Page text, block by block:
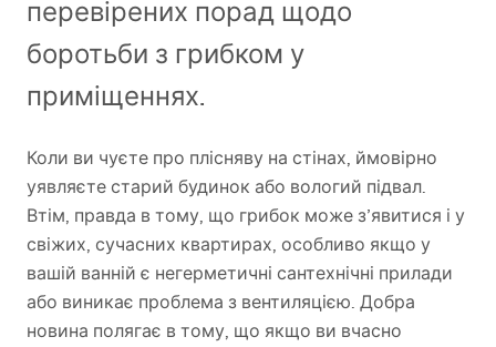
перевірених порад щодо
боротьби з грибком у
приміщеннях.
Коли ви чуєте про плісняву на стінах, ймовірно
уявляєте старий будинок або вологий підвал.
Втім, правда в тому, що грибок може з’явитися і у
свіжих, сучасних квартирах, особливо якщо у
вашій ванній є негерметичні сантехнічні прилади
або виникає проблема з вентиляцією. Добра
новина полягає в тому, що якщо ви вчасно